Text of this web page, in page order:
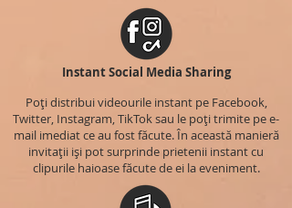
Instant Social Media Sharing
Poți distribui videourile instant pe Facebook,
Twitter, Instagram, TikTok sau le poți trimite pe e-
mail imediat ce au fost făcute. În această manieră
invitații iși pot surprinde prietenii instant cu
clipurile haioase făcute de ei la eveniment.